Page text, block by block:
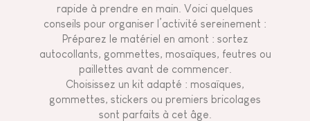
rapide à prendre en main. Voici quelques
conseils pour organiser l’activité sereinement :
Préparez le matériel en amont : sortez
autocollants, gommettes, mosaïques, feutres ou
paillettes avant de commencer.
Choisissez un kit adapté : mosaïques,
gommettes, stickers ou premiers bricolages
sont parfaits à cet âge.